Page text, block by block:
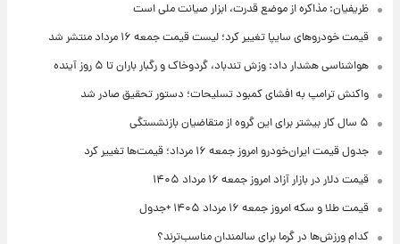
ظریفیان: مذاکره از موضع قدرت، ابزار صیانت ملی است
قیمت خودروهای سایپا تغییر کرد؛ لیست قیمت جمعه ۱۶ مرداد منتشر شد
هواشناسی هشدار داد: وزش تندباد، گردوخاک و رگبار باران تا ۵ روز آینده
واکنش ترامپ به افشای کمبود تسلیحات؛ دستور تحقیق صادر شد
۵ سال کار بیشتر برای این گروه از متقاضیان بازنشستگی
جدول قیمت ایران‌خودرو امروز جمعه ۱۶ مرداد؛ قیمت‌ها تغییر کرد
قیمت دلار در بازار آزاد امروز جمعه ۱۶ مرداد ۱۴۰۵
قیمت طلا و سکه امروز جمعه ۱۶ مرداد ۱۴۰۵ +جدول
کدام ورزش‌ها در گرما برای سالمندان مناسب‌ترند؟